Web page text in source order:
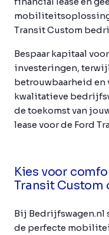
mobiliteitsoplossing
Transit Custom
Bespaar kapitaal
investeringen,
betrouwbaarheid
kwalitatieve
de toekomst van
lease voor de Ford
Kies voor
Transit Custom
Bij Bedrijfswagen.nl
de perfecte